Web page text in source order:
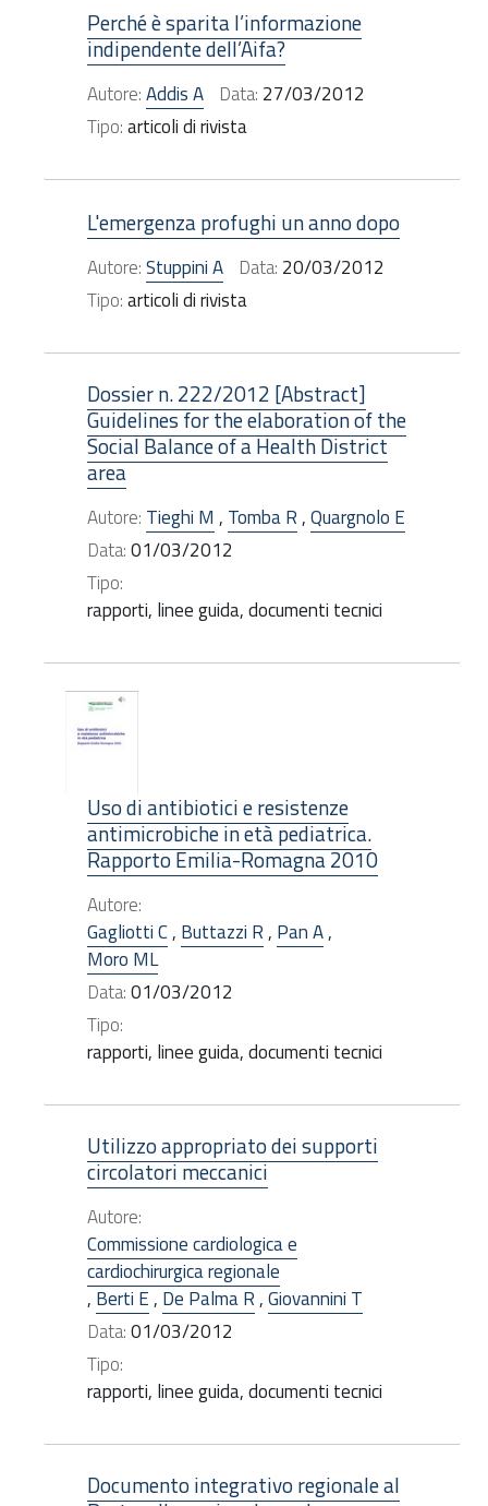
Perché è sparita l’informazione
indipendente dell’Aifa?
Autore:Addis A Data: 27/03/2012
Tipo:articoli di rivista
L'emergenza profughi un anno dopo
Autore:Stuppini A Data: 20/03/2012
Tipo:articoli di rivista
Dossier n. 222/2012 [Abstract]
Guidelines for the elaboration of the
Social Balance of a Health District
area
Autore: Tieghi M , Tomba R,Quargnolo E
Data:01/03/2012
Tipo:
rapporti, linee guida, documenti tecnici
Uso di antibiotici e resistenze
antimicrobiche in età pediatrica.
Rapporto Emilia-Romagna 2010
Autore:
Gagliotti C, Buttazzi R, Pan A,
Moro ML
Data:01/03/2012
Tipo:
rapporti, linee guida, documenti tecnici
Utilizzo appropriato dei supporti
circolatori meccanici
Autore:
Commissione cardiologica e
cardiochirurgica regionale
, Berti E, De Palma R,Giovannini T
Data:01/03/2012
Tipo:
rapporti, linee guida, documenti tecnici
Documento integrativo regionale al